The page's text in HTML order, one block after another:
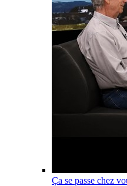
Ça se passe chez